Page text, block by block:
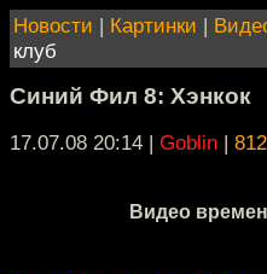
Новости | Картинки |
клуб
Синий Фил 8: Хэнкок
17.07.08 20:14 | Goblin |
Видео